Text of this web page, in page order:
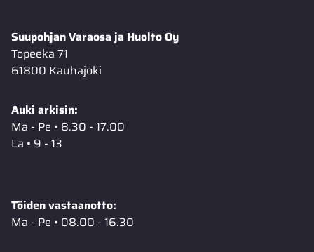
Suupohjan Varaosa ja Huolto Oy
Topeeka 71
61800 Kauhajoki
Auki arkisin:
Ma - Pe • 8.30 - 17.00
La • 9 - 13
Töiden vastaanotto:
Ma - Pe • 08.00 - 16.30